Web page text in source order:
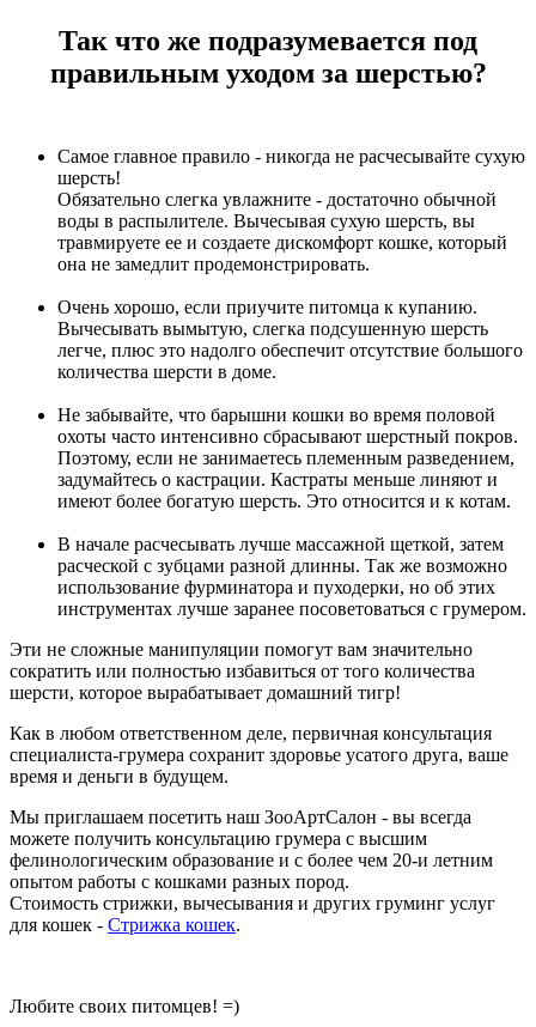
Так что же подразумевается под
правильным уходом за шерстью?
Самое главное правило - никогда не расчесывайте сухую
шерсть!
Обязательно слегка увлажните - достаточно обычной
воды в распылителе. Вычесывая сухую шерсть, вы
травмируете ее и создаете дискомфорт кошке, который
она не замедлит продемонстрировать.
Очень хорошо, если приучите питомца к купанию.
Вычесывать вымытую, слегка подсушенную шерсть
легче, плюс это надолго обеспечит отсутствие большого
количества шерсти в доме.
Не забывайте, что барышни кошки во время половой
охоты часто интенсивно сбрасывают шерстный покров.
Поэтому, если не занимаетесь племенным разведением,
задумайтесь о кастрации. Кастраты меньше линяют и
имеют более богатую шерсть. Это относится и к котам.
В начале расчесывать лучше массажной щеткой, затем
расческой с зубцами разной длинны. Так же возможно
использование фурминатора и пуходерки, но об этих
инструментах лучше заранее посоветоваться с грумером.
Эти не сложные манипуляции помогут вам значительно
сократить или полностью избавиться от того количества
шерсти, которое вырабатывает домашний тигр!
Как в любом ответственном деле, первичная консультация
специалиста-грумера сохранит здоровье усатого друга, ваше
время и деньги в будущем.
Мы приглашаем посетить наш ЗооАртСалон - вы всегда
можете получить консультацию грумера с высшим
фелинологическим образование и с более чем 20-и летним
опытом работы с кошками разных пород.
Стоимость стрижки, вычесывания и других груминг услуг
для кошек - Стрижка кошек.
Любите своих питомцев! =)